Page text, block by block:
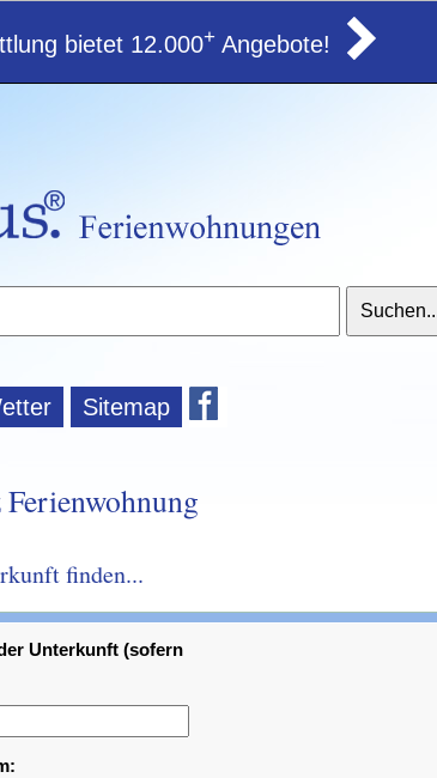
bietet 12.000+ Angebote!
Sitemap
finden...
Unterkunft (sofern